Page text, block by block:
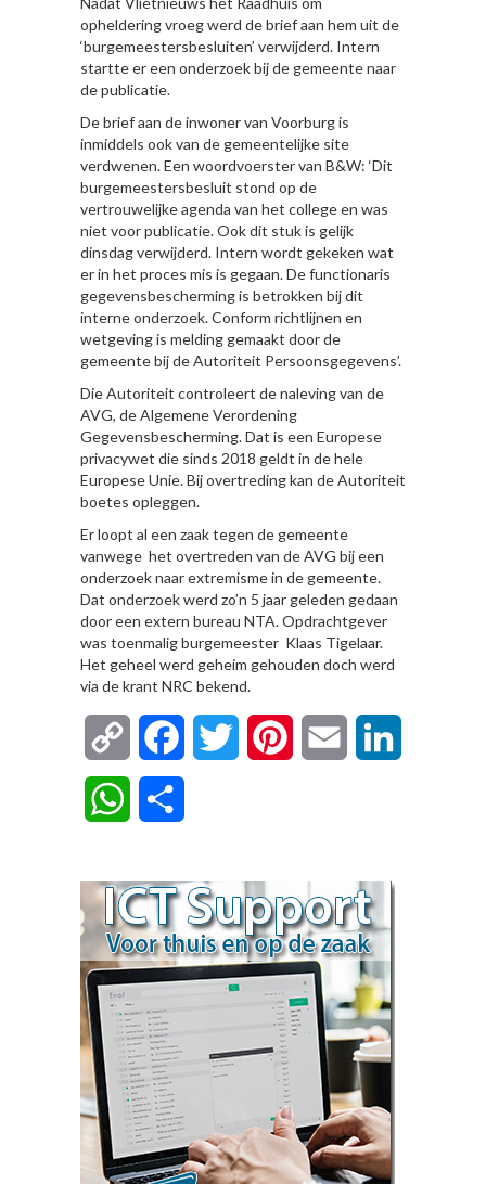
opheldering vroeg werd de brief aan hem uit de
‘burgemeestersbesluiten’ verwijderd. Intern
startte er een onderzoek bij de gemeente naar
de publicatie.
De brief aan de inwoner van Voorburg is
inmiddels ook van de gemeentelijke site
verdwenen. Een woordvoerster van B&W: ‘Dit
burgemeestersbesluit stond op de
vertrouwelijke agenda van het college en was
niet voor publicatie. Ook dit stuk is gelijk
dinsdag verwijderd. Intern wordt gekeken wat
er in het proces mis is gegaan. De functionaris
gegevensbescherming is betrokken bij dit
interne onderzoek. Conform richtlijnen en
wetgeving is melding gemaakt door de
gemeente bij de Autoriteit Persoonsgegevens’.
Die Autoriteit controleert de naleving van de
AVG, de Algemene Verordening
Gegevensbescherming. Dat is een Europese
privacywet die sinds 2018 geldt in de hele
Europese Unie. Bij overtreding kan de Autoriteit
boetes opleggen.
Er loopt al een zaak tegen de gemeente
vanwege het overtreden van de AVG bij een
onderzoek naar extremisme in de gemeente.
Dat onderzoek werd zo’n 5 jaar geleden gedaan
door een extern bureau NTA. Opdrachtgever
was toenmalig burgemeester Klaas Tigelaar.
Het geheel werd geheim gehouden doch werd
via de krant NRC bekend.
Copy
Link
FacebookTwitter Pinterest Email
WhatsApp